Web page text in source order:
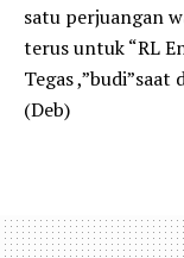
satu perjuangan
terus untuk “RL
Tegas
(Deb)